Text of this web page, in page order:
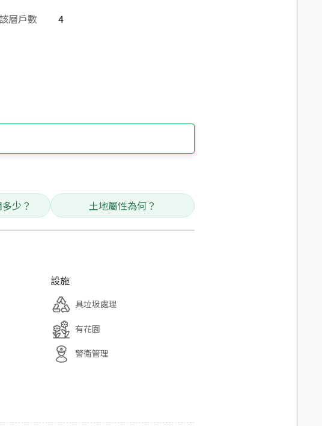
該層戶數
4
少？ 土地屬性為何？
設施
具垃圾處理
有花園
警衛管理